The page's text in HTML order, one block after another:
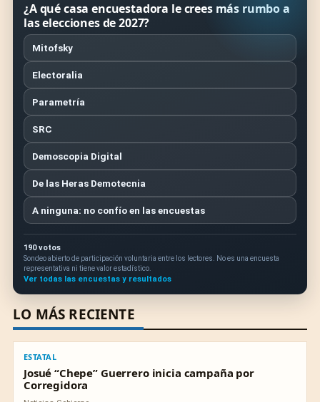
¿A qué casa encuestadora le crees más rumbo a
las elecciones de 2027?
Mitofsky
Electoralia
Parametría
SRC
Demoscopia Digital
De las Heras Demotecnia
A ninguna: no confío en las encuestas
190 votos
Sondeo abierto de participación voluntaria entre los lectores. No es una encuesta
representativa ni tiene valor estadístico.
Ver todas las encuestas y resultados
LO MÁS RECIENTE
ESTATAL
Josué “Chepe” Guerrero inicia campaña por
Corregidora